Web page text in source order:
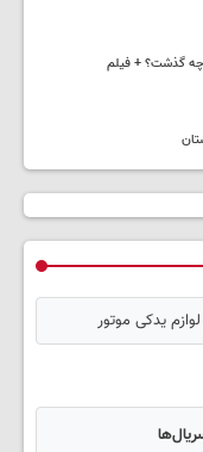
چه گذشت؟ + فیلم
لوازم یدکی موتور